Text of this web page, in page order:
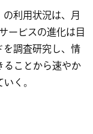
利用状況は、月
ービスの進化は目
を調査研究し、情
ることから速やか
く。